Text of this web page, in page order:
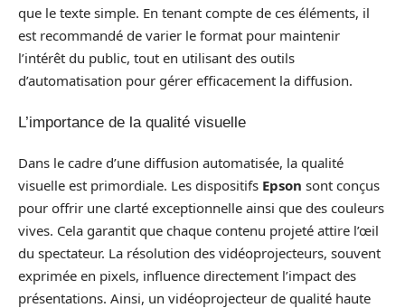
que le texte simple. En tenant compte de ces éléments, il
est recommandé de varier le format pour maintenir
l’intérêt du public, tout en utilisant des outils
d’automatisation pour gérer efficacement la diffusion.
L’importance de la qualité visuelle
Dans le cadre d’une diffusion automatisée, la qualité
visuelle est primordiale. Les dispositifs Epson sont conçus
pour offrir une clarté exceptionnelle ainsi que des couleurs
vives. Cela garantit que chaque contenu projeté attire l’œil
du spectateur. La résolution des vidéoprojecteurs, souvent
exprimée en pixels, influence directement l’impact des
présentations. Ainsi, un vidéoprojecteur de qualité haute